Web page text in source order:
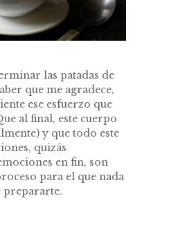
las patadas de
que me agradece,
ese esfuerzo que
al final, este cuerpo
y que todo este
quizás
en fin, son
para el que nada
prepararte.